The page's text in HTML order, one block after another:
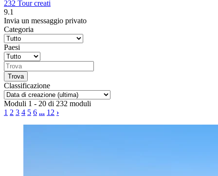
232 Tour creati
9.1
Invia un messaggio privato
Categoria
Paesi
Classificazione
Moduli 1 - 20 di 232 moduli
1 2 3 4 5 6 ... 12 ›